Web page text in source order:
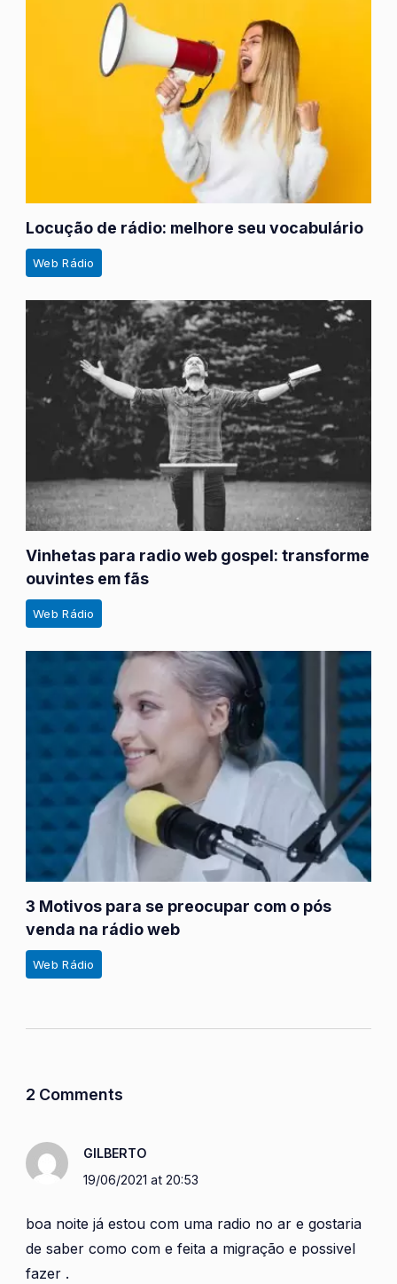
Locução de rádio: melhore seu vocabulário
Web Rádio
Vinhetas para radio web gospel: transforme
ouvintes em fãs
Web Rádio
3 Motivos para se preocupar com o pós
venda na rádio web
Web Rádio
2 Comments
GILBERTO
19/06/2021 at 20:53
boa noite já estou com uma radio no ar e gostaria
de saber como com e feita a migração e possivel
fazer .